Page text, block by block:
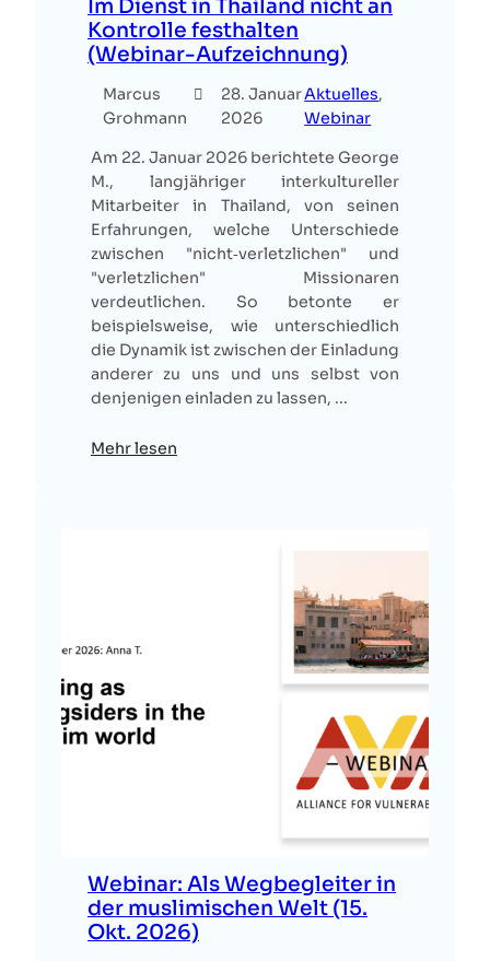
Im Dienst in Thailand nicht an
Kontrolle festhalten
(Webinar-Aufzeichnung)
Marcus
Grohmann
28. Januar
2026
Aktuelles
Webinar
Am 22. Januar 2026 berichtete George
M., langjähriger interkultureller
Mitarbeiter in Thailand, von seinen
Erfahrungen, welche Unterschiede
zwischen "nicht‑verletzlichen" und
"verletzlichen" Missionaren
verdeutlichen. So betonte er
beispielsweise, wie unterschiedlich
die Dynamik ist zwischen der Einladung
anderer zu uns und uns selbst von
denjenigen einladen zu lassen, ...
Mehr lesen
Webinar: Als Wegbegleiter in
der muslimischen Welt (15.
Okt. 2026)